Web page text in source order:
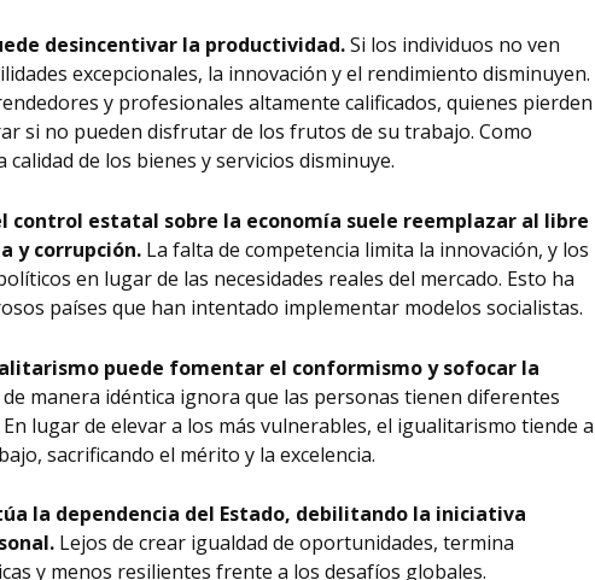
desincentivar la productividad.Si los individuos no ven
excepcionales, la innovación y el rendimiento disminuyen.
y profesionales altamente calificados, quienes pierden
si no pueden disfrutar de los frutos de su trabajo. Como
de los bienes y servicios disminuye.
control estatal sobre la economía suele reemplazar al libre
y corrupción. La falta de competencia limita la innovación, y los
en lugar de las necesidades reales del mercado. Esto ha
países que han intentado implementar modelos socialistas.
puede fomentar el conformismo y sofocar la
manera idéntica ignora que las personas tienen diferentes
lugar de elevar a los más vulnerables, el igualitarismo tiende a
sacrificando el mérito y la excelencia.
la dependencia del Estado, debilitando la iniciativa
Lejos de crear igualdad de oportunidades, termina
y menos resilientes frente a los desafíos globales.